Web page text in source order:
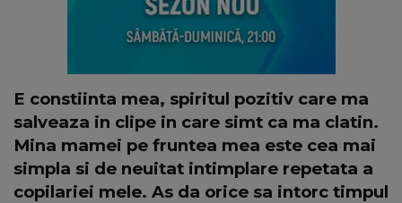
E constiinta mea, spiritul pozitiv care ma
salveaza in clipe in care simt ca ma clatin.
Mina mamei pe fruntea mea este cea mai
simpla si de neuitat intimplare repetata a
copilariei mele. As da orice sa intorc timpul